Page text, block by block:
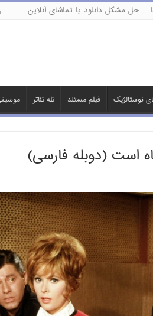
حل مشکل دانلود یا تماشای آنلاین
نوستالژیک فیلم مستند تله تئاتر
است (دوبله فارسی)